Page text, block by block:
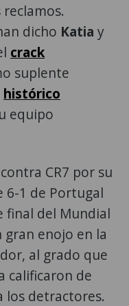
dicho Katia y
crack
suplente
histórico
equipo
CR7 por su
6-1 de Portugal
final del Mundial
enojo en la
al grado que
calificaron de
los detractores.